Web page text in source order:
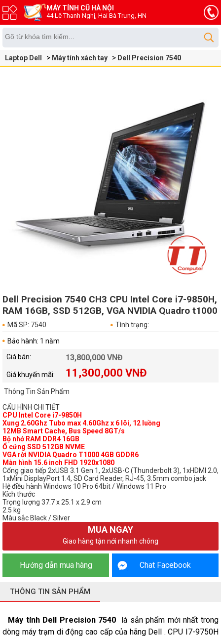
MÁY TÍNH CŨ HÀ NỘI
44 Lê Thanh Nghị, Hai Bà Trưng, HN
Laptop Dell Máy tính xách tay Dell Precision 7540
Dell Precision 7540 CH3 CPU Intel Core i7-9850H,
RAM 16GB, SSD 512GB, VGA NVIDIA Quadro t1000
Mã SP: 7540 Tình trạng:
Bảo hành: 1 năm
Giá bán:
13,800,000 VNĐ
Giá khuyến mãi: 11,300,000 VNĐ
Thông Tin Sản Phẩm
CẤU HÌNH CHI TIẾT
CPU Intel Core i7-9850H
Xung 2.60Ghz Tubo max 4.60Ghz x 6 lõi, 12 luồng
12MB Smart Cache, Bus Speed 8GT/s
Bộ nhớ RAM DDR4 16GB
Ổ cứng SSD 512GB NVME
VGA rời NVIDIA Quadro T1000 4GB GDDR6
Màn hình 15.6 inch FHD 1920x1080
Cổng giao tiếp 2xUSB 3.1 Gen 1, 2xUSB-C (Thunderbolt 3), 1xHDMI 2.0,
1xMini DisplayPort 1.4, SD Card Reader, RJ-45, 3.5mm combo jack
Hệ điều hành Windows 10 Pro 64bit / Windows 11 Pro
Kích thước
Trọng lượng 37.7 x 25.1 x 2.9 cm
2.5 kg
Màu sắc Black / Silver
MUA NGAY
Giao hàng tận nới nhanh chóng
Hướng dẫn mua hàng Chat Facebook
THÔNG TIN SẢN PHẨM
Máy tính Dell Precision 7540 là sản phẩm mới nhất trong
dòng máy trạm di động cao cấp của hãng Dell . CPU I7-9750H